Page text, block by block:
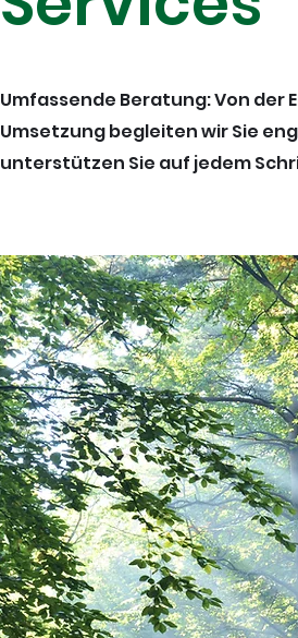
Umfassende Beratung: Von
Umsetzung begleiten wir Sie
unterstützen Sie auf jedem